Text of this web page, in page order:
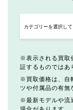
表示される買取
証するものではあ
買取価格は、自
ツや付属品の有無
最新モデルや流